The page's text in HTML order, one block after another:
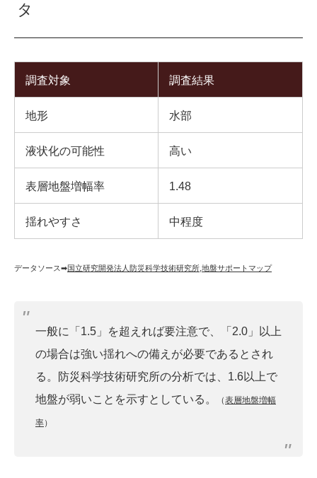
タ
調査対象 調査結果
地形 水部
液状化の可能性 高い
表層地盤増幅率 1.48
揺れやすさ 中程度
データソース➡︎国立研究開発法人防災科学技術研究所 地盤サポートマップ
一般に「1.5」を超えれば要注意で、「2.0」以上
の場合は強い揺れへの備えが必要であるとされ
る。防災科学技術研究所の分析では、1.6以上で
地盤が弱いことを示すとしている。
（表層地盤増幅
率）